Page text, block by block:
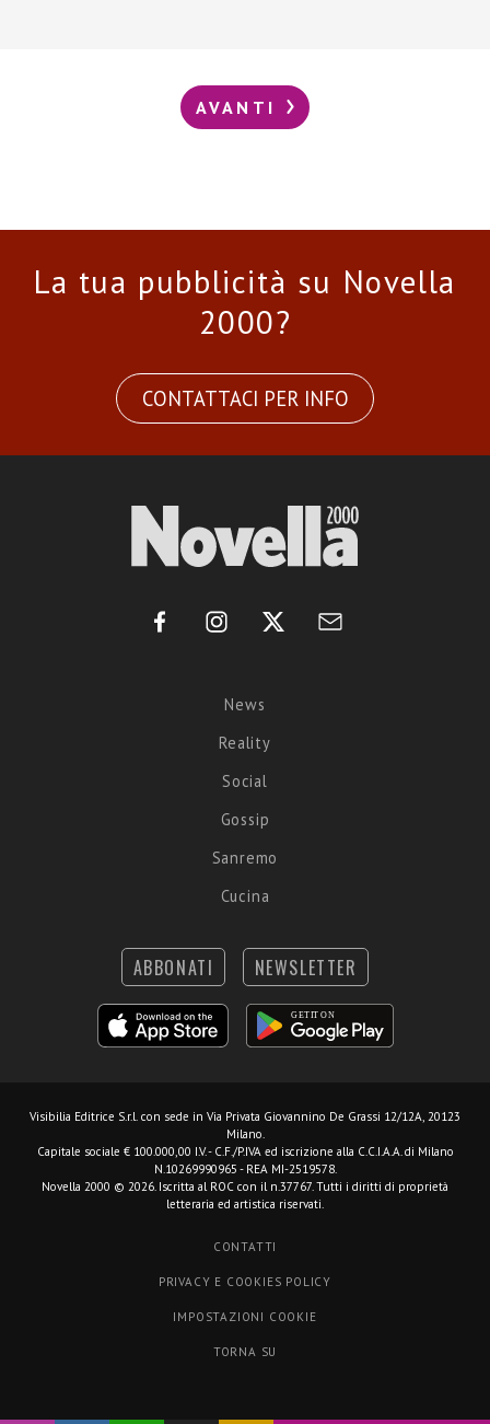
AVANTI
La tua pubblicità su Novella
2000?
CONTATTACI PER INFO
News
Reality
Social
Gossip
Sanremo
Cucina
ABBONATI NEWSLETTER
Visibilia Editrice S.r.l. con sede in Via Privata Giovannino De Grassi 12/12A, 20123
Milano.
Capitale sociale € 100.000,00 I.V. - C.F./P.IVA ed iscrizione alla C.C.I.A.A. di Milano
N.10269990965 - REA MI-2519578.
Novella 2000 © 2026. Iscritta al ROC con il n.37767. Tutti i diritti di proprietà
letteraria ed artistica riservati.
CONTATTI
PRIVACY E COOKIES POLICY
IMPOSTAZIONI COOKIE
TORNA SU